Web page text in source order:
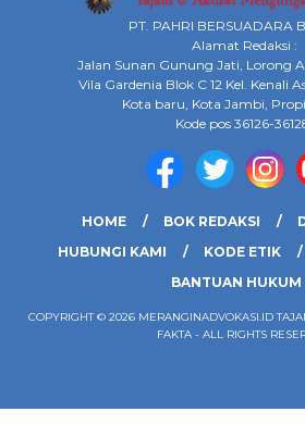
PT. PAHRI BERSUADARA
Alamat Redaksi :
Jalan Sunan Gunung Jati, Lorong
Vila Gardenia Blok C 12 Kel. Kenali
Kota baru, Kota Jambi,
Kode pos 36126-
HOME BOK REDAKSI
HUBUNGI KAMI
KODE ETIK
BANTUAN HUKUM
COPYRIGHT © 2026 MERANGINADVOKASI.ID
FAKTA - ALL RIGHTS